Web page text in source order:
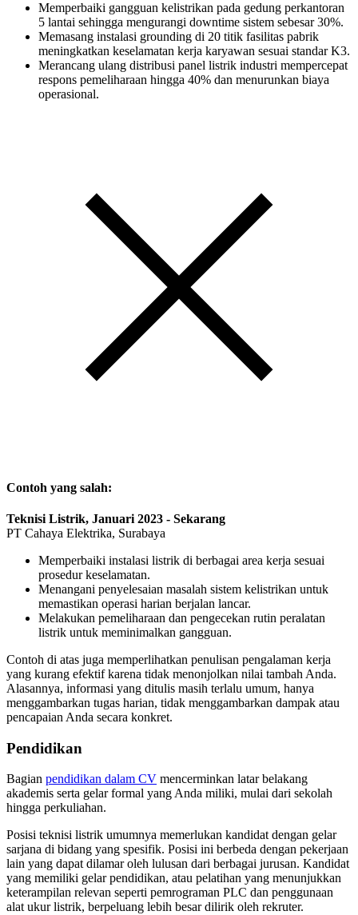
Memperbaiki gangguan kelistrikan pada gedung perkantoran
5 lantai sehingga mengurangi downtime sistem sebesar 30%.
Memasang instalasi grounding di 20 titik fasilitas pabrik
meningkatkan keselamatan kerja karyawan sesuai standar K3.
Merancang ulang distribusi panel listrik industri mempercepat
respons pemeliharaan hingga 40% dan menurunkan biaya
operasional.
Contoh yang salah:
Teknisi Listrik, Januari 2023 - Sekarang
PT Cahaya Elektrika, Surabaya
Memperbaiki instalasi listrik di berbagai area kerja sesuai
prosedur keselamatan.
Menangani penyelesaian masalah sistem kelistrikan untuk
memastikan operasi harian berjalan lancar.
Melakukan pemeliharaan dan pengecekan rutin peralatan
listrik untuk meminimalkan gangguan.
Contoh di atas juga memperlihatkan penulisan pengalaman kerja
yang kurang efektif karena tidak menonjolkan nilai tambah Anda.
Alasannya, informasi yang ditulis masih terlalu umum, hanya
menggambarkan tugas harian, tidak menggambarkan dampak atau
pencapaian Anda secara konkret.
Pendidikan
Bagian pendidikan dalam CV mencerminkan latar belakang
akademis serta gelar formal yang Anda miliki, mulai dari sekolah
hingga perkuliahan.
Posisi teknisi listrik umumnya memerlukan kandidat dengan gelar
sarjana di bidang yang spesifik. Posisi ini berbeda dengan pekerjaan
lain yang dapat dilamar oleh lulusan dari berbagai jurusan. Kandidat
yang memiliki gelar pendidikan, atau pelatihan yang menunjukkan
keterampilan relevan seperti pemrograman PLC dan penggunaan
alat ukur listrik, berpeluang lebih besar dilirik oleh rekruter.